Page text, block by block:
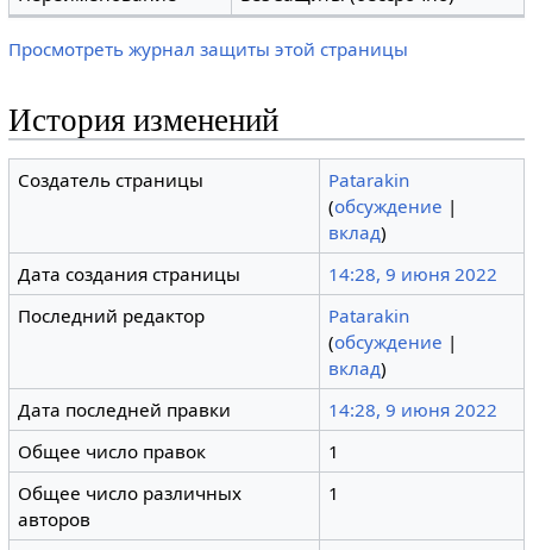
Просмотреть журнал защиты этой страницы
История изменений
Создатель страницы
Patarakin
(обсуждение |
вклад)
Дата создания страницы
14:28, 9 июня 2022
Последний редактор
Patarakin
(обсуждение |
вклад)
Дата последней правки
14:28, 9 июня 2022
Общее число правок
1
Общее число различных
авторов
1